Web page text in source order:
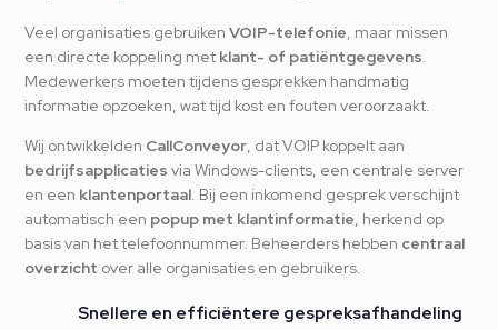
Veel organisaties gebruikenVOIP-telefonie, maar missen
een directe koppeling met klant- of patiëntgegevens.
Medewerkers moeten tijdens gesprekken handmatig
informatie opzoeken, wat tijd kost en fouten veroorzaakt.
Wij ontwikkelden CallConveyor, dat VOIP koppelt aan
bedrijfsapplicaties via Windows-clients, een centrale server
en een klantenportaal. Bij een inkomend gesprek verschijnt
automatisch een popup met klantinformatie, herkend op
basis van het telefoonnummer. Beheerders hebben centraal
overzicht over alle organisaties en gebruikers.
Snellere en efficiëntere gespreksafhandeling